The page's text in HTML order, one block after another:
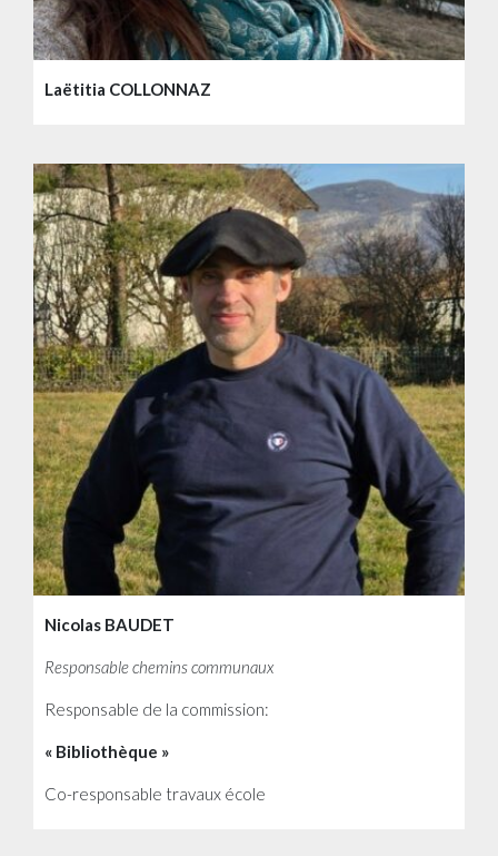
Laëtitia COLLONNAZ
Nicolas BAUDET
Responsable chemins communaux
Responsable de la commission:
« Bibliothèque »
Co-responsable travaux école